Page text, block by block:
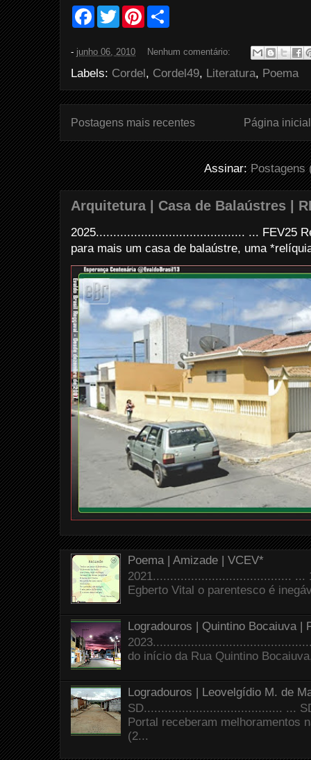
F
b
o
k
T
w
t
r
P
e
e
s
t
e
- junho 06, 2010 Nenhum comentário:
Labels: Cordel, Cordel49, Literatura, Poema
Postagens mais recentes Página inicial
Assinar:Postagens
Arquitetura | Casa de Balaústres |
2025........................................... ... FEV25
para mais um casa de balaústre, uma
Poema | Amizade | VCEV*
2021........................................ ...
Egberto Vital o parentesco é
Logradouros | Quintino Bocaiuva |
do início da Rua Quintino
Logradouros | Leovelgídio M. de
SD........................................ ...
Portal receberam melhoramentos
(2...